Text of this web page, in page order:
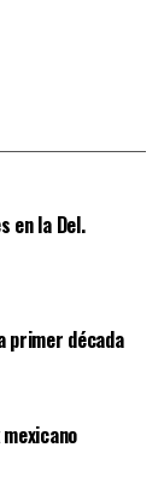
en la Del.
primer década